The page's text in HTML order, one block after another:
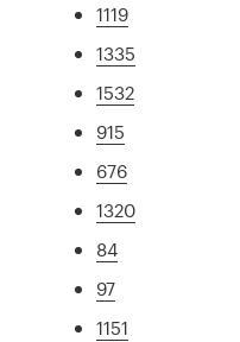
1119
1335
1532
915
676
1320
84
97
1151